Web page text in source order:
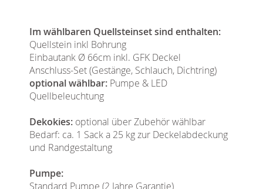
Im wählbaren Quellsteinset sind enthalten:
Quellstein inkl Bohrung
Einbautank Ø 66cm inkl. GFK Deckel
Anschluss-Set (Gestänge, Schlauch, Dichtring)
optional wählbar: Pumpe & LED
Quellbeleuchtung
Dekokies: optional über Zubehör wählbar
Bedarf: ca. 1 Sack a 25 kg zur Deckelabdeckung
und Randgestaltung
Pumpe:
Standard Pumpe (2 Jahre Garantie)